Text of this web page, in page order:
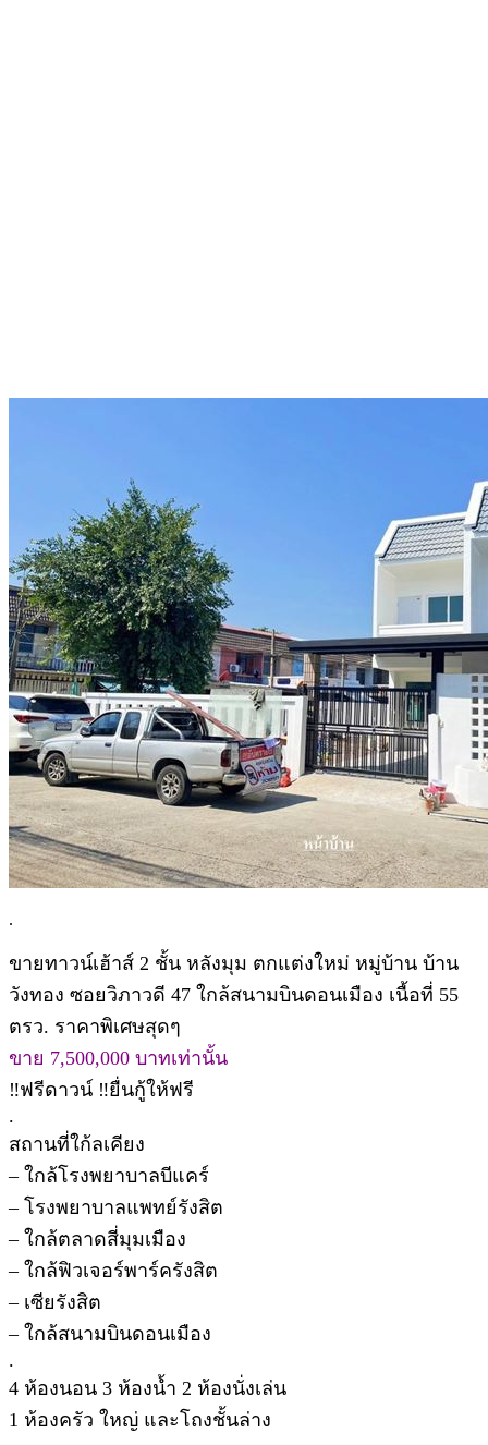
.
ขายทาวน์เฮ้าส์ 2 ชั้น หลังมุม ตกแต่งใหม่ หมู่บ้าน บ้าน
วังทอง ซอยวิภาวดี 47 ใกล้สนามบินดอนเมือง เนื้อที่ 55
ตรว. ราคาพิเศษสุดๆ
ขาย 7,500,000 บาทเท่านั้น
‼️ฟรีดาวน์ ‼️ยื่นกู้ให้ฟรี
.
สถานที่ใก้ลเคียง
– ใกล้โรงพยาบาลบีแคร์
– โรงพยาบาลแพทย์รังสิต
– ใกล้ตลาดสี่มุมเมือง
– ใกล้ฟิวเจอร์พาร์ครังสิต
– เซียรังสิต
– ใกล้สนามบินดอนเมือง
.
4 ห้องนอน 3 ห้องน้ำ 2 ห้องนั่งเล่น
1 ห้องครัว ใหญ่ และโถงชั้นล่าง